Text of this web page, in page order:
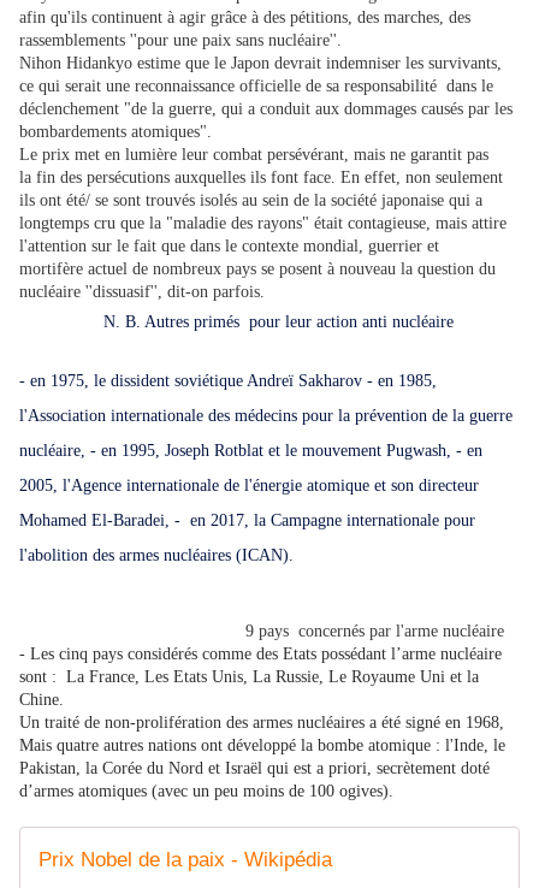
afin qu'ils continuent à agir grâce à des pétitions, des marches, des
rassemblements ''pour une paix sans nucléaire''.
Nihon Hidankyo estime que le Japon devrait indemniser les survivants,
ce qui serait une reconnaissance officielle de sa responsabilité dans le
déclenchement "de la guerre, qui a conduit aux dommages causés par les
bombardements atomiques".
Le prix met en lumière leur combat persévérant, mais ne garantit pas
la fin des persécutions auxquelles ils font face. En effet, non seulement
ils ont été/ se sont trouvés isolés au sein de la société japonaise qui a
longtemps cru que la "maladie des rayons" était contagieuse, mais attire
l'attention sur le fait que dans le contexte mondial, guerrier et
mortifère actuel de nombreux pays se posent à nouveau la question du
nucléaire ''dissuasif'', dit-on parfois.
N. B. Autres primés pour leur action anti nucléaire
- en 1975, le dissident soviétique Andreï Sakharov - en 1985,
l'Association internationale des médecins pour la prévention de la guerre
nucléaire, - en 1995, Joseph Rotblat et le mouvement Pugwash, - en
2005, l'Agence internationale de l'énergie atomique et son directeur
Mohamed El-Baradei, - en 2017, la Campagne internationale pour
l'abolition des armes nucléaires (ICAN).
9 pays concernés par l'arme nucléaire
- Les cinq pays considérés comme des Etats possédant l’arme nucléaire
sont : La France, Les Etats Unis, La Russie, Le Royaume Uni et la
Chine.
Un traité de non-prolifération des armes nucléaires a été signé en 1968,
Mais quatre autres nations ont développé la bombe atomique : l'Inde, le
Pakistan, la Corée du Nord et Israël qui est a priori, secrètement doté
d’armes atomiques (avec un peu moins de 100 ogives).
Prix Nobel de la paix - Wikipédia